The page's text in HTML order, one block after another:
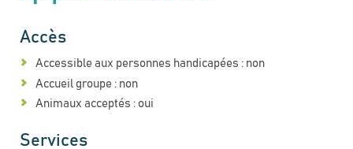
Accès
Accessible aux personnes handicapées : non
Accueil groupe : non
Animaux acceptés : oui
Services